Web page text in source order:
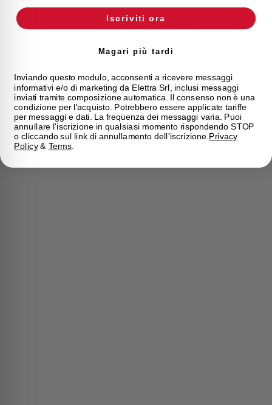
Iscriviti ora
Magari più tardi
Inviando questo modulo, acconsenti a ricevere messaggi
informativi e/o di marketing da Elettra Srl, inclusi messaggi
inviati tramite composizione automatica. Il consenso non è una
condizione per l'acquisto. Potrebbero essere applicate tariffe
per messaggi e dati. La frequenza dei messaggi varia. Puoi
annullare l'iscrizione in qualsiasi momento rispondendo STOP
o cliccando sul link di annullamento dell'iscrizione. Privacy
Policy& Terms